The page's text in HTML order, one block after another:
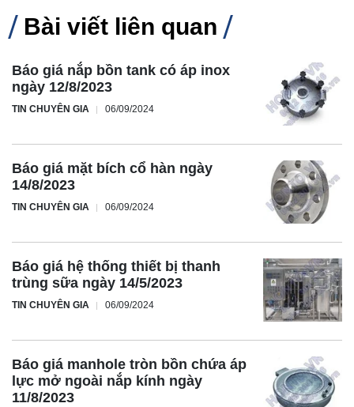
Bài viết liên quan
Báo giá nắp bồn tank có áp inox
ngày 12/8/2023
TIN CHUYÊN GIA 06/09/2024
Báo giá mặt bích cổ hàn ngày
14/8/2023
TIN CHUYÊN GIA 06/09/2024
Báo giá hệ thống thiết bị thanh
trùng sữa ngày 14/5/2023
TIN CHUYÊN GIA 06/09/2024
Báo giá manhole tròn bồn chứa áp
lực mở ngoài nắp kính ngày
11/8/2023